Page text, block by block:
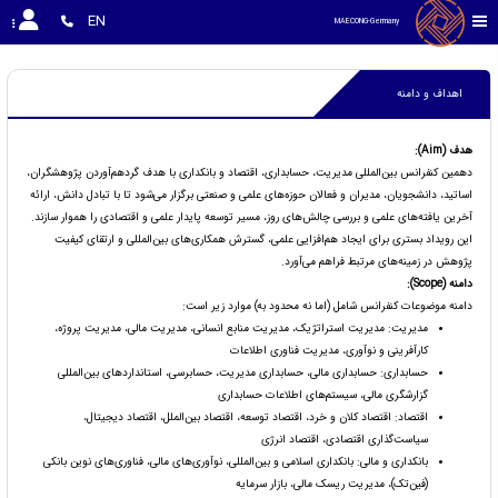
MAECONG-Germany
EN
اهداف و دامنه
هدف (Aim):
دهمین کنفرانس بین‌المللی مدیریت، حسابداری، اقتصاد و بانکداری با هدف گردهم‌آوردن پژوهشگران،
اساتید، دانشجویان، مدیران و فعالان حوزه‌های علمی و صنعتی برگزار می‌شود تا با تبادل دانش، ارائه
آخرین یافته‌های علمی و بررسی چالش‌های روز، مسیر توسعه پایدار علمی و اقتصادی را هموار سازند.
این رویداد بستری برای ایجاد هم‌افزایی علمی، گسترش همکاری‌های بین‌المللی و ارتقای کیفیت
پژوهش در زمینه‌های مرتبط فراهم می‌آورد.
دامنه (Scope):
دامنه موضوعات کنفرانس شامل (اما نه محدود به) موارد زیر است:
مدیریت: مدیریت استراتژیک، مدیریت منابع انسانی، مدیریت مالی، مدیریت پروژه،
کارآفرینی و نوآوری، مدیریت فناوری اطلاعات
حسابداری: حسابداری مالی، حسابداری مدیریت، حسابرسی، استانداردهای بین‌المللی
گزارشگری مالی، سیستم‌های اطلاعات حسابداری
اقتصاد: اقتصاد کلان و خرد، اقتصاد توسعه، اقتصاد بین‌الملل، اقتصاد دیجیتال،
سیاست‌گذاری اقتصادی، اقتصاد انرژی
بانکداری و مالی: بانکداری اسلامی و بین‌المللی، نوآوری‌های مالی، فناوری‌های نوین بانکی
(فین‌تک)، مدیریت ریسک مالی، بازار سرمایه